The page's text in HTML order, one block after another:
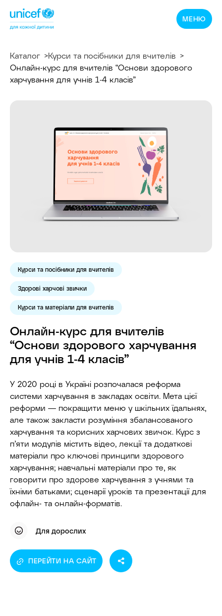
Спільнотека
ЮНІСЕФ
Україна
МЕНЮ
Каталог
Курси та посібники для вчителів
Онлайн-курс для вчителів “Основи здорового
харчування для учнів 1⁠-4 класів”
Курси та посібники для вчителів
Здорові харчові звички
Курси та матеріали для вчителів
Онлайн-курс для вчителів
“Основи здорового харчування
для учнів 1⁠-4 класів”
У 2020 році в Україні розпочалася реформа
системи харчування в закладах освіти. Мета цієї
реформи — покращити меню у шкільних їдальнях,
але також закласти розуміння збалансованого
харчування та корисних харчових звичок. Курс з
пʼяти модулів містить відео, лекції та додаткові
матеріали про ключові принципи здорового
харчування; навчальні матеріали про те, як
говорити про здорове харчування з учнями та
їхніми батьками; сценарії уроків та презентації для
офлайн- та онлайн-форматів.
Для дорослих
ПЕРЕЙТИ НА САЙТ